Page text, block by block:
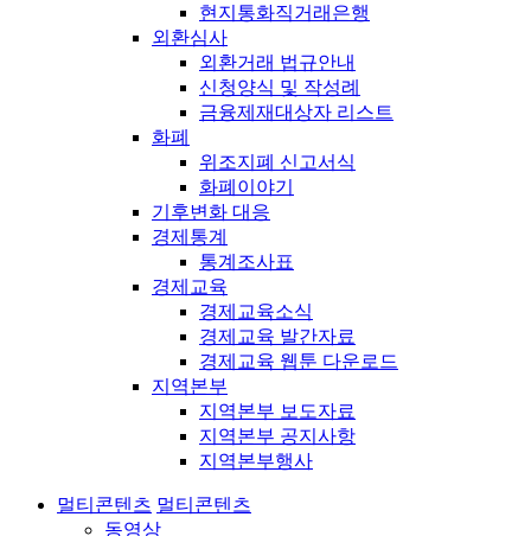
현지통화직거래은행
외환심사
외환거래 법규안내
신청양식 및 작성례
금융제재대상자 리스트
화폐
위조지폐 신고서식
화폐이야기
기후변화 대응
경제통계
통계조사표
경제교육
경제교육소식
경제교육 발간자료
경제교육 웹툰 다운로드
지역본부
지역본부 보도자료
지역본부 공지사항
지역본부행사
멀티콘텐츠 멀티콘텐츠
동영상